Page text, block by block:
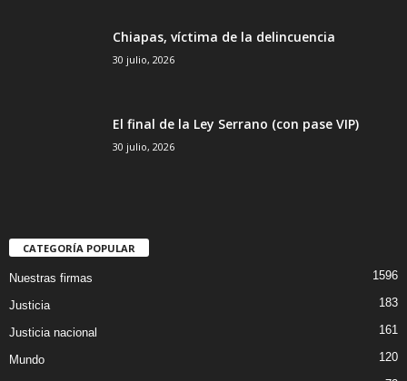
Chiapas, víctima de la delincuencia
30 julio, 2026
El final de la Ley Serrano (con pase VIP)
30 julio, 2026
CATEGORÍA POPULAR
Nuestras firmas 1596
Justicia 183
Justicia nacional 161
Mundo 120